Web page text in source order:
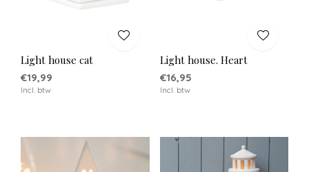
Light house cat
€19,99
Incl. btw
Light house. Heart
€16,95
Incl. btw